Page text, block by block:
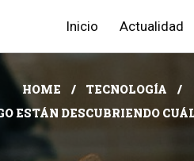
Inicio Actualidad
HOME
TECNOLOGÍA
ESTÁN DESCUBRIENDO